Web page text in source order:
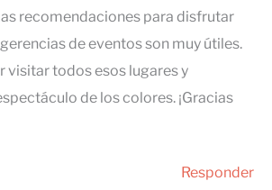
recomendaciones para disfrutar
de eventos son muy útiles.
visitar todos esos lugares y
de los colores. ¡Gracias
Responder